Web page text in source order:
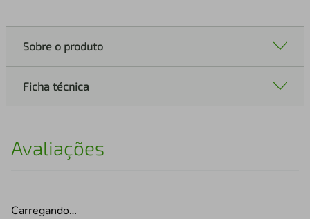
Sobre o produto
Ficha técnica
Avaliações
Carregando…